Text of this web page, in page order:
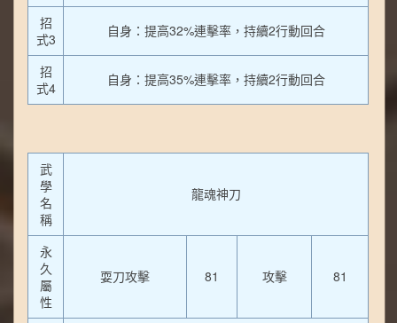
招
式3
自身：提高32%連擊率，持續2行動回合
招
式4
自身：提高35%連擊率，持續2行動回合
武
學
名
稱
龍魂神刀
永
久
屬
性
耍刀攻擊 81 攻擊 81